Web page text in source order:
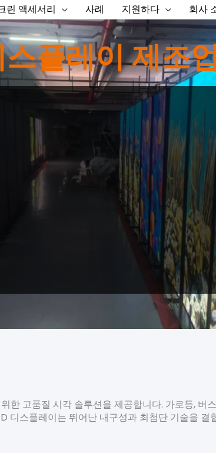
린 액세서리 사례 지원하다 회사
플레이 제조
한 고품질 시각 솔루션을 제공합니다. 가로등, 버
디스플레이는 뛰어난 내구성과 최첨단 기술을 결